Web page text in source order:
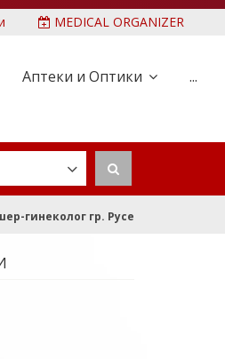
MEDICAL ORGANIZER
Аптеки и Оптики ...
гинеколог гр. Русе